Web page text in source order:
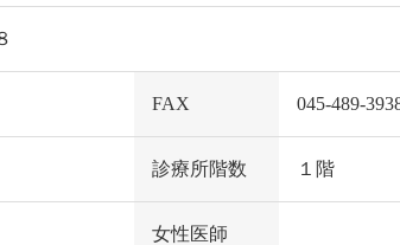
FAX 045-489-
診療所階数 １階
女性医師